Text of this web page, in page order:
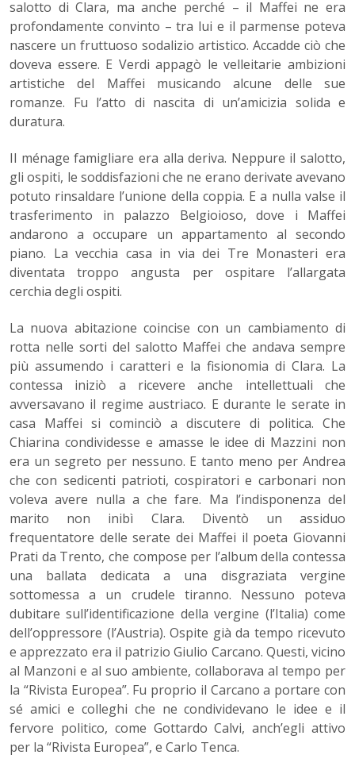
salotto di Clara, ma anche perché – il Maffei ne era
profondamente convinto – tra lui e il parmense poteva
nascere un fruttuoso sodalizio artistico. Accadde ciò che
doveva essere. E Verdi appagò le velleitarie ambizioni
artistiche del Maffei musicando alcune delle sue
romanze. Fu l’atto di nascita di un’amicizia solida e
duratura.
Il ménage famigliare era alla deriva. Neppure il salotto,
gli ospiti, le soddisfazioni che ne erano derivate avevano
potuto rinsaldare l’unione della coppia. E a nulla valse il
trasferimento in palazzo Belgioioso, dove i Maffei
andarono a occupare un appartamento al secondo
piano. La vecchia casa in via dei Tre Monasteri era
diventata troppo angusta per ospitare l’allargata
cerchia degli ospiti.
La nuova abitazione coincise con un cambiamento di
rotta nelle sorti del salotto Maffei che andava sempre
più assumendo i caratteri e la fisionomia di Clara. La
contessa iniziò a ricevere anche intellettuali che
avversavano il regime austriaco. E durante le serate in
casa Maffei si cominciò a discutere di politica. Che
Chiarina condividesse e amasse le idee di Mazzini non
era un segreto per nessuno. E tanto meno per Andrea
che con sedicenti patrioti, cospiratori e carbonari non
voleva avere nulla a che fare. Ma l’indisponenza del
marito non inibì Clara. Diventò un assiduo
frequentatore delle serate dei Maffei il poeta Giovanni
Prati da Trento, che compose per l’album della contessa
una ballata dedicata a una disgraziata vergine
sottomessa a un crudele tiranno. Nessuno poteva
dubitare sull’identificazione della vergine (l’Italia) come
dell’oppressore (l’Austria). Ospite già da tempo ricevuto
e apprezzato era il patrizio Giulio Carcano. Questi, vicino
al Manzoni e al suo ambiente, collaborava al tempo per
la “Rivista Europea”. Fu proprio il Carcano a portare con
sé amici e colleghi che ne condividevano le idee e il
fervore politico, come Gottardo Calvi, anch’egli attivo
per la “Rivista Europea”, e Carlo Tenca.